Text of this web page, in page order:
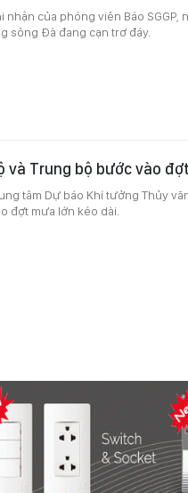
nhận của phóng viên Báo SGGP,
sông Đà đang cạn trơ đáy.
và Trung bộ bước vào
tâm Dự báo Khí tưởng Thủy
đợt mưa lớn kéo dài.